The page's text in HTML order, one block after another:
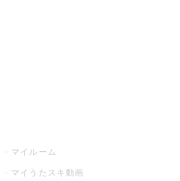
マイルーム
マイうたスキ動画